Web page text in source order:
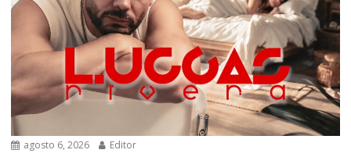
agosto 6, 2026 Editor